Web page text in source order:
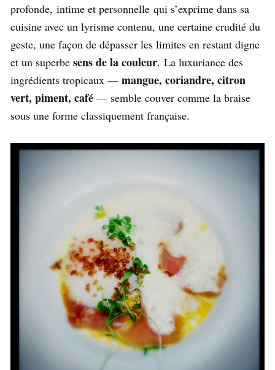
profonde, intime et personnelle qui s’exprime dans sa
cuisine avec un lyrisme contenu, une certaine crudité du
geste, une façon de dépasser les limites en restant digne
et un superbe sens de la couleur. La luxuriance des
ingrédients tropicaux — mangue, coriandre, citron
vert, piment, café — semble couver comme la braise
sous une forme classiquement française.